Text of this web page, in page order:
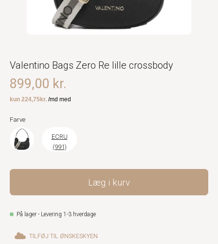
Valentino Bags Zero Re lille crossbody
899,00 kr.
Farve
ECRU
(991)
Læg i kurv
På lager - Levering 1-3 hverdage
TILFØJ TIL ØNSKESKYEN